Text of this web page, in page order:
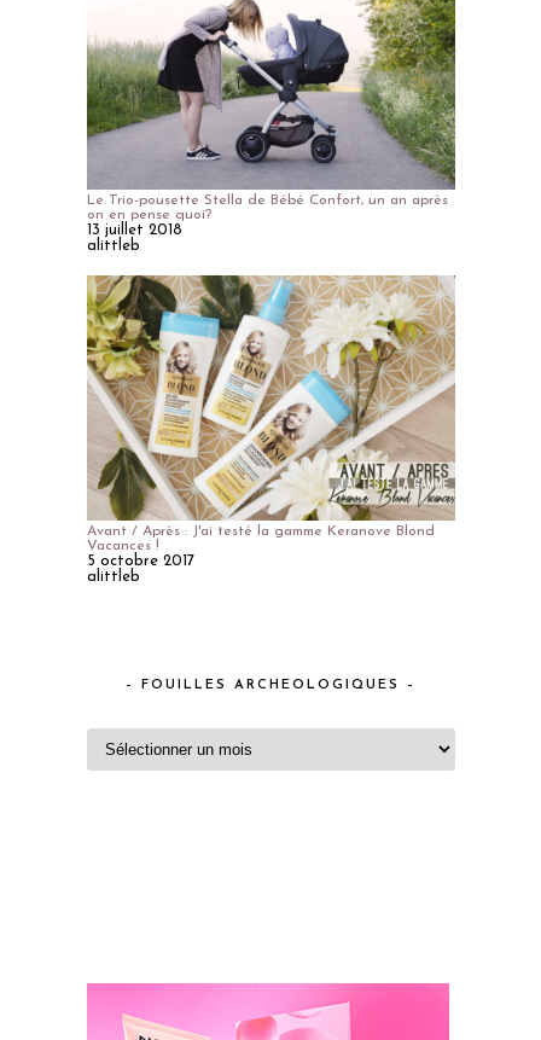
Le Trio-pousette Stella de Bébé Confort, un an après
on en pense quoi?
13 juillet 2018
alittleb
Avant / Après : J'ai testé la gamme Keranove Blond
Vacances !
5 octobre 2017
alittleb
– FOUILLES ARCHEOLOGIQUES –